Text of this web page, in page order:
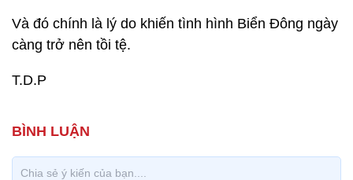
Và đó chính là lý do khiến tình hình Biển Đông ngày
càng trở nên tồi tệ.
T.D.P